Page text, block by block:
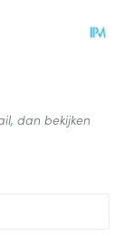
dan bekijken